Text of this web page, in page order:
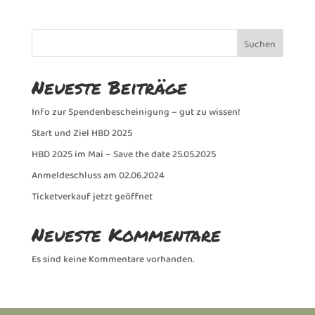
Suchen
Neueste Beiträge
Info zur Spendenbescheinigung – gut zu wissen!
Start und Ziel HBD 2025
HBD 2025 im Mai – Save the date 25.05.2025
Anmeldeschluss am 02.06.2024
Ticketverkauf jetzt geöffnet
Neueste Kommentare
Es sind keine Kommentare vorhanden.